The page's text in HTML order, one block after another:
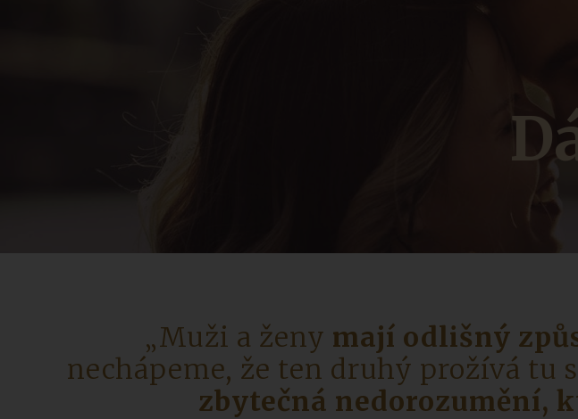
„Muži a ženy mají odlišný
nechápeme, že ten druhý prožívá tu
zbytečná nedorozumění,